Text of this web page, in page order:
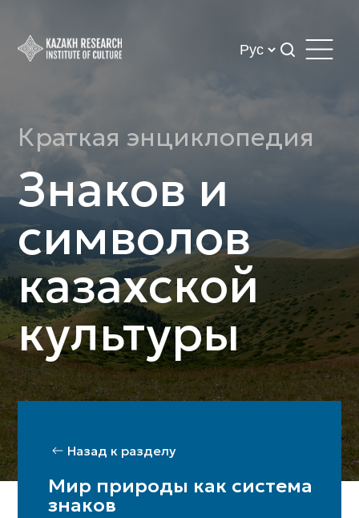
Краткая энциклопедия
Знаков и
символов
казахской
культуры
Назад к разделу
Мир природы как система
знаков